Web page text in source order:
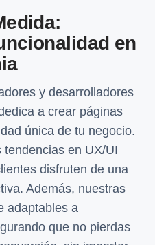
en
y desarrolladores
a crear páginas
única de tu negocio.
en UX/UI
disfruten de una
Además, nuestras
adaptables a
que no pierdas